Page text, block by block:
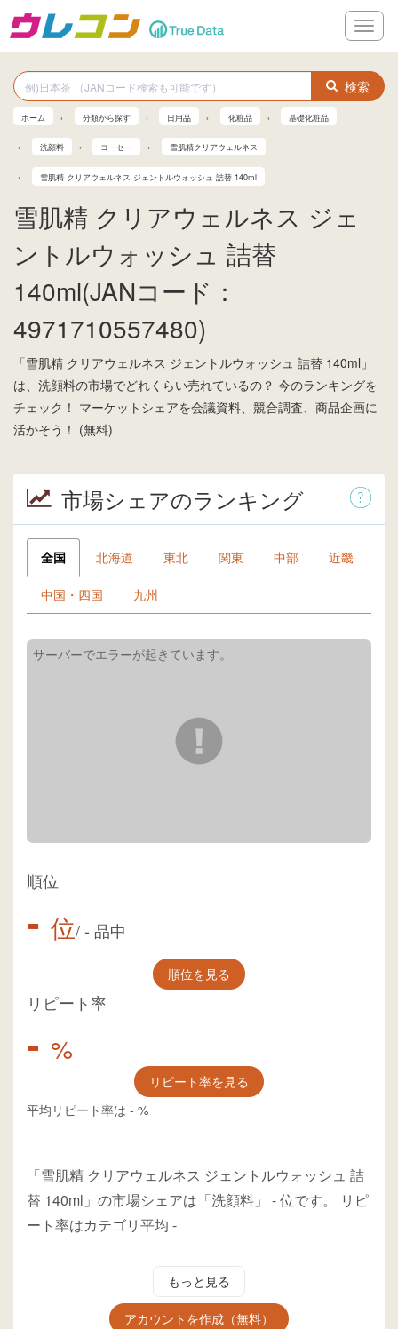
メ
ニ
ー
検索
ホーム 分類から探す 日用品 化粧品 基礎化粧品
洗顔料 コーセー 雪肌精クリアウェルネス
雪肌精 クリアウェルネス ジェントルウォッシュ 詰替 140ml
雪肌精 クリアウェルネス ジェ
ントルウォッシュ 詰替
140ml(JANコード：
4971710557480)
「雪肌精 クリアウェルネス ジェントルウォッシュ 詰替 140ml」
は、洗顔料の市場でどれくらい売れているの？ 今のランキングを
チェック！ マーケットシェアを会議資料、競合調査、商品企画に
活かそう！ (無料)
市場シェアのランキング
全国 北海道 東北 関東 中部 近畿
中国・四国 九州
順位
- 位/- 品中
順位を見る
リピート率
- %
リピート率を見る
平均リピート率は - %
「雪肌精 クリアウェルネス ジェントルウォッシュ 詰
替 140ml」の市場シェアは「洗顔料」 -位です。
リピ
ート率はカテゴリ平均 -
もっと見る
アカウントを作成（無料）